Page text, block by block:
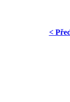
<